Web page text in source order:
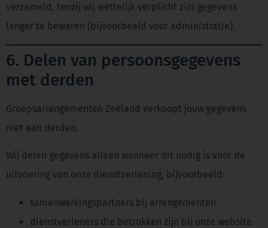
verzameld, tenzij wij wettelijk verplicht zijn gegevens
langer te bewaren (bijvoorbeeld voor administratie).
6. Delen van persoonsgegevens
met derden
Groepsarrangementen Zeeland verkoopt jouw gegevens
niet aan derden.
Wij delen gegevens alleen wanneer dit nodig is voor de
uitvoering van onze dienstverlening, bijvoorbeeld:
samenwerkingspartners bij arrangementen
dienstverleners die betrokken zijn bij onze website